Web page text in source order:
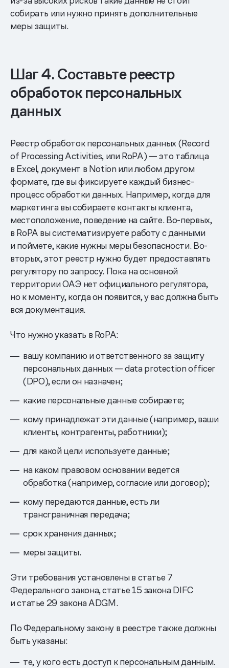
собирать или нужно принять дополнительные
меры защиты.
Шаг 4. Составьте реестр
обработок персональных
данных
Реестр обработок персональных данных (Record
of Processing Activities, или RоPA) — это таблица
в Excel, документ в Notion или любом другом
формате, где вы фиксируете каждый бизнес-
процесс обработки данных. Например, когда для
маркетинга вы собираете контакты клиента,
местоположение, поведение на сайте. Во-первых,
в RoPA вы систематизируете работу с данными
и поймете, какие нужны меры безопасности. Во-
вторых, этот реестр нужно будет предоставлять
регулятору по запросу. Пока на основной
территории ОАЭ нет официального регулятора,
но к моменту, когда он появится, у вас должна быть
вся документация.
Что нужно указать в RоPA:
вашу компанию и ответственного за защиту
персональных данных — data protection officer
(DPO), если он назначен;
какие персональные данные собираете;
кому принадлежат эти данные (например, ваши
клиенты, контрагенты, работники);
для какой цели используете данные;
на каком правовом основании ведется
обработка (например, согласие или договор);
кому передаются данные, есть ли
трансграничная передача;
срок хранения данных;
меры защиты.
Эти требования установлены в статье 7
Федерального закона, статье 15 закона DIFC
и статье 29 закона ADGM.
По Федеральному закону в реестре также должны
быть указаны:
те, у кого есть доступ к персональным данным.